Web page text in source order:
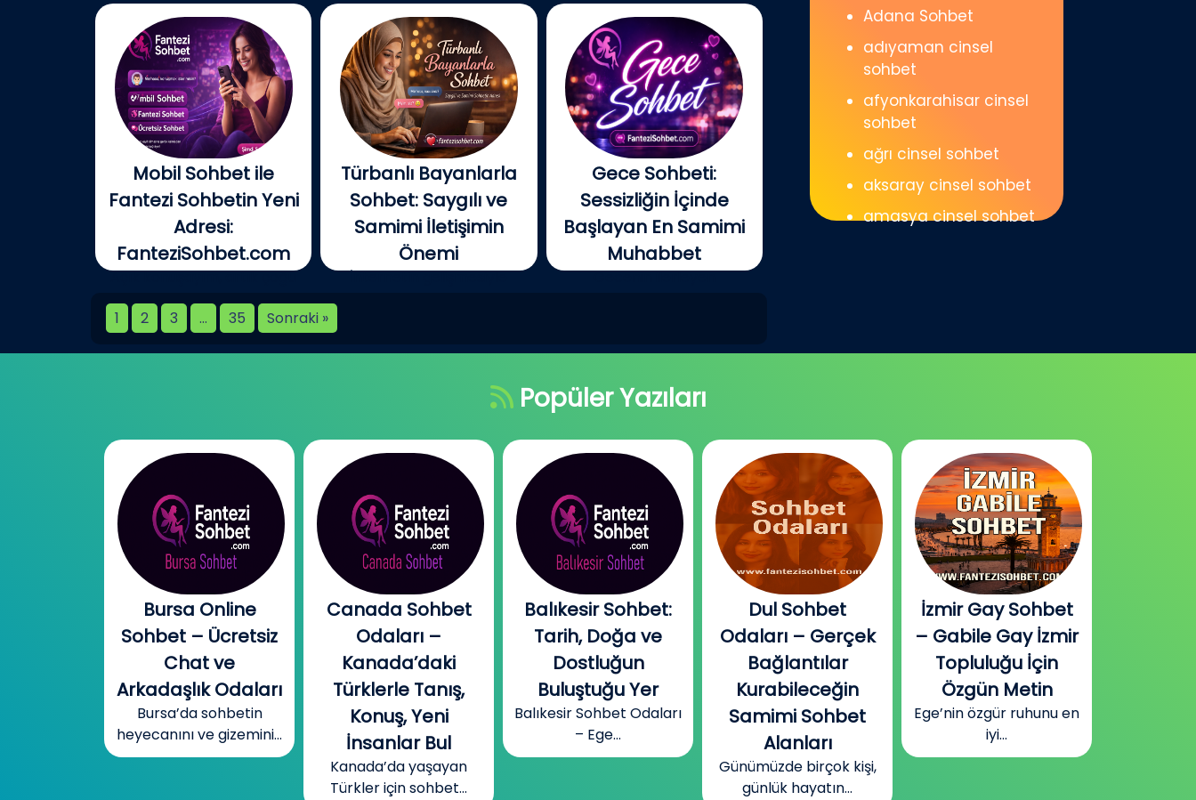
Mobil Sohbet ile
Fantezi Sohbetin Yeni
Adresi:
FanteziSohbet.com
Açık konuşayım, artık çoğu
kişi...
Türbanlı Bayanlarla
Sohbet: Saygılı ve
Samimi İletişimin
Önemi
İnternetin gelişmesiyle
Gece Sohbeti:
Sessizliğin İçinde
Başlayan En Samimi
Muhabbet
Gecenin ilerleyen
1
2 3 … 35 Sonraki »
Adana Sohbet
adıyaman cinsel
sohbet
afyonkarahisar cinsel
sohbet
ağrı cinsel sohbet
aksaray cinsel sohbet
amasya cinsel sohbet
Popüler Yazıları
Bursa Online
Sohbet – Ücretsiz
Chat ve
Arkadaşlık Odaları
Bursa’da sohbetin
heyecanını ve gizemini...
Canada Sohbet
Odaları –
Kanada’daki
Türklerle Tanış,
Konuş, Yeni
İnsanlar Bul
Kanada’da yaşayan
Türkler için sohbet...
Balıkesir Sohbet:
Tarih, Doğa ve
Dostluğun
Buluştuğu Yer
Balıkesir Sohbet Odaları
– Ege...
Dul Sohbet
Odaları – Gerçek
Bağlantılar
Kurabileceğin
Samimi Sohbet
Alanları
Günümüzde birçok kişi,
günlük hayatın...
İzmir Gay Sohbet
– Gabile Gay İzmir
Topluluğu İçin
Özgün Metin
Ege’nin özgür ruhunu en
iyi...